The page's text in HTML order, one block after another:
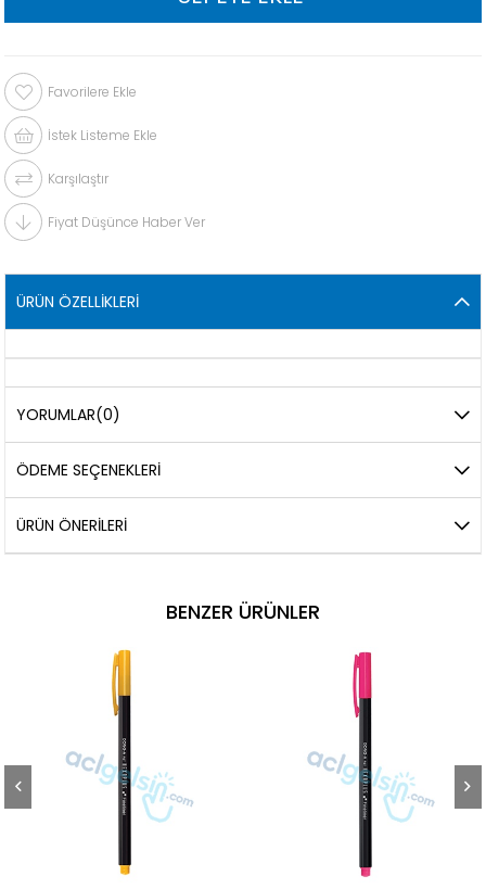
Favorilere Ekle
İstek Listeme Ekle
Karşılaştır
Fiyat Düşünce Haber Ver
ÜRÜN ÖZELLIKLERI
YORUMLAR(0)
ÖDEME SEÇENEKLERI
ÜRÜN ÖNERILERI
BENZER ÜRÜNLER